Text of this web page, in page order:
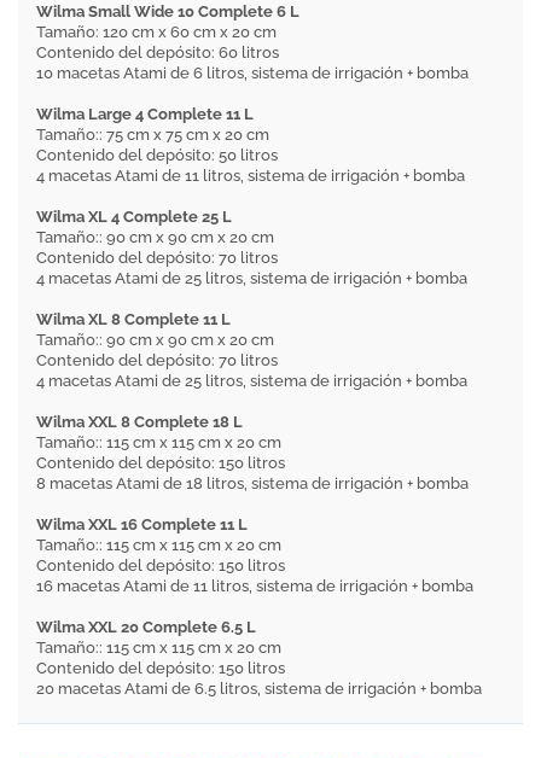
Wilma Small Wide 10 Complete 6 L
Tamaño: 120 cm x 60 cm x 20 cm
Contenido del depósito: 60 litros
10 macetas Atami de 6 litros, sistema de irrigación + bomba
Wilma Large 4 Complete 11 L
Tamaño:: 75 cm x 75 cm x 20 cm
Contenido del depósito: 50 litros
4 macetas Atami de 11 litros, sistema de irrigación + bomba
Wilma XL 4 Complete 25 L
Tamaño:: 90 cm x 90 cm x 20 cm
Contenido del depósito: 70 litros
4 macetas Atami de 25 litros, sistema de irrigación + bomba
Wilma XL 8 Complete 11 L
Tamaño:: 90 cm x 90 cm x 20 cm
Contenido del depósito: 70 litros
4 macetas Atami de 25 litros, sistema de irrigación + bomba
Wilma XXL 8 Complete 18 L
Tamaño:: 115 cm x 115 cm x 20 cm
Contenido del depósito: 150 litros
8 macetas Atami de 18 litros, sistema de irrigación + bomba
Wilma XXL 16 Complete 11 L
Tamaño:: 115 cm x 115 cm x 20 cm
Contenido del depósito: 150 litros
16 macetas Atami de 11 litros, sistema de irrigación + bomba
Wilma XXL 20 Complete 6.5 L
Tamaño:: 115 cm x 115 cm x 20 cm
Contenido del depósito: 150 litros
20 macetas Atami de 6.5 litros, sistema de irrigación + bomba